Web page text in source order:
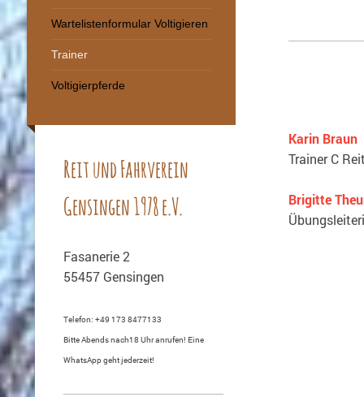
Karin Braun
Trainer C
Brigitte
Wartelistenformular Voltigieren
Trainer
Voltigierpferde
Reit und Fahrverein
Gensingen 1978 e.V.
Fasanerie 2
55457 Gensingen
Telefon: +49 173 8477133
Bitte Abends nach18 Uhr anrufen! Eine
WhatsApp geht jederzeit!